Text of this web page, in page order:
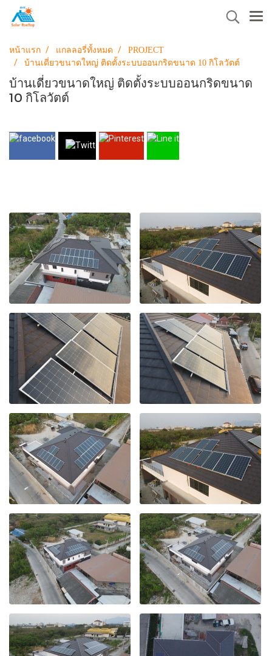
หน้าแรก แกลลอรี่ทั้งหมด
PROJECT
บ้านเดี่ยวขนาดใหญ่ ติดตั้งระบบออนกริดขนาด 10 กิโลวัตต์
บ้านเดี่ยวขนาดใหญ่ ติดตั้งระบบออนกริดขนาด
10 กิโลวัตต์